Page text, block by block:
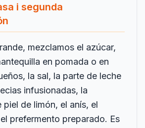
i segunda
mezclamos el azúcar,
en pomada o en
la sal, la parte de leche
infusionadas, la
piel de limón, el anís, el
prefermento preparado. Es